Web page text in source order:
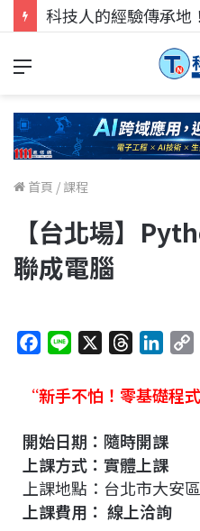
首頁 / 課程
【台北場】
聯成電腦
c
b
o
o
k
n
r
a
d
s
n
e
d
I
n
n
“新手不怕！零基礎程
開始日期：隨時開課
上課方式：實體上課
上課地點：台北市大安
上課費用： 線上洽詢